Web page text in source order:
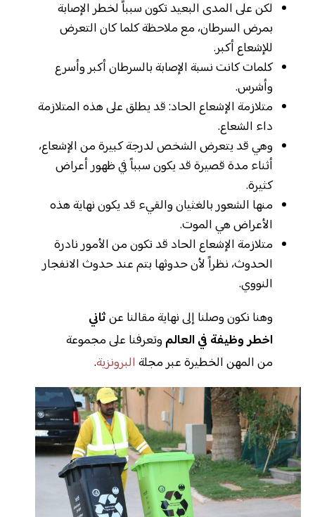
لكن على المدى البعيد تكون سبباً لخطر الإصابة
بمرض السرطان، مع ملاحظة كلما كان التعرض
للإشعاع أكبر.
كلمات كانت نسبة الإصابة بالسرطان أكبر وأسرع
وأشرس.
متلازمة الإشعاع الحاد: قد يطلق على هذه المتلازمة
داء الشعاع.
وهي قد يتعرض الشخص لدرجة كبيرة من الإشعاع،
أثناء مدة قصيرة قد يكون سبباً في ظهور أعراض
كثيرة.
منها الشعور بالغثيان والقيء قد يكون نهاية هذه
الأعراض هي الموت.
متلازمة الإشعاع الحاد قد تكون من الأمور نادرة
الحدوث، نظراً لأن حدوثها بتم عند حدوث الانفجار
النووي.
وهنا نكون وصلنا إلى نهاية مقالنا عنثاني
اخطر وظيفة في العالم وتعرفنا على مجموعة
من المهن الخطيرة عبر مجلة البرونزية.